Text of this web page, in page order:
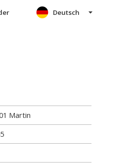
Deutsch
Martin